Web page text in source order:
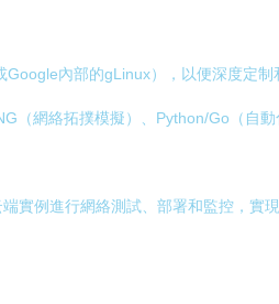
內部的gLinux），以便深度定
（網絡拓撲模擬）、Python/Go（自
實例進行網絡測試、部署和監控，實